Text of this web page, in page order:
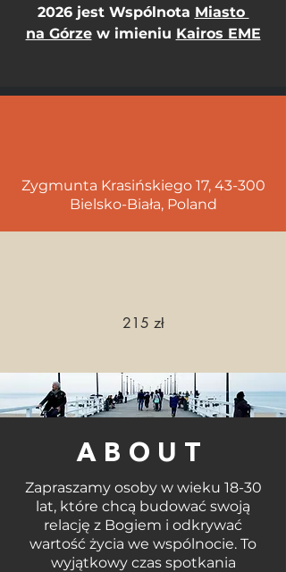
2026 jest Wspólnota Miasto
na Górze w imieniu Kairos EME
Zygmunta Krasińskiego 17, 43-300
Bielsko-Biała, Poland
215 zł
ABOUT
Zapraszamy osoby w wieku 18-30
lat, które chcą budować swoją
relację z Bogiem i odkrywać
wartość życia we wspólnocie. To
wyjątkowy czas spotkania